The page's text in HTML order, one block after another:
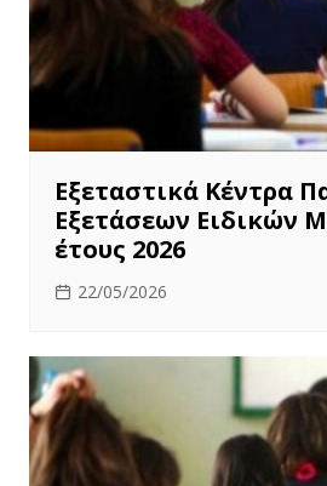
Εξεταστικά Κέντρα
Εξετάσεων Ειδικών
έτους 2026
22/05/2026